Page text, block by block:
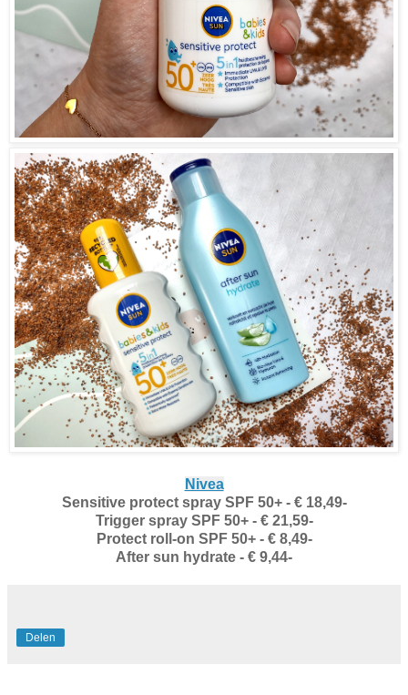
Nivea
Sensitive protect spray SPF 50+ - € 18,49-
Trigger spray SPF 50+ - € 21,59-
Protect roll-on SPF 50+ - € 8,49-
After sun hydrate - € 9,44-
Delen